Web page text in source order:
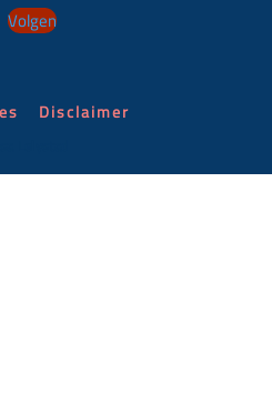
Volgen
Disclaimer